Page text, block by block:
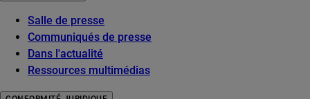
Salle de presse
Communiqués de presse
Dans l'actualité
Ressources multimédias